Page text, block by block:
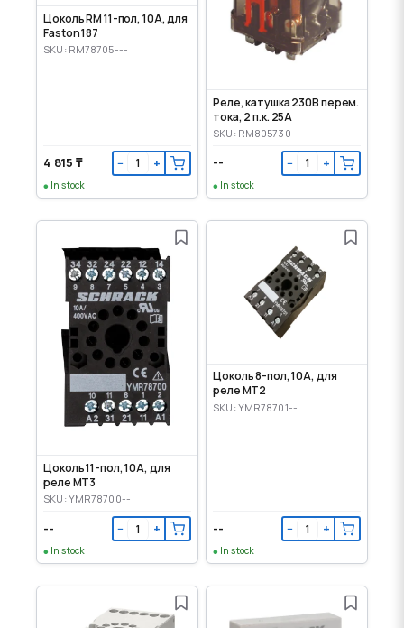
Цоколь RM 11-пол, 10А, для
Faston 187
SKU: RM78705---
4 815 ₸ − +
In stock
Реле, катушка 230В перем.
тока, 2 п.к. 25А
SKU: RM805730--
-- − +
In stock
Цоколь 11-пол, 10А, для
реле MT3
SKU: YMR78700--
-- − +
In stock
Цоколь 8-пол, 10А, для
реле MT2
SKU: YMR78701--
-- − +
In stock